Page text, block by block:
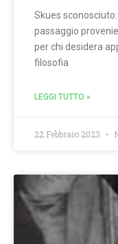
Skues
passaggio
per chi desidera
filosofia
LEGGI TUTTO »
22 Febbraio 2023